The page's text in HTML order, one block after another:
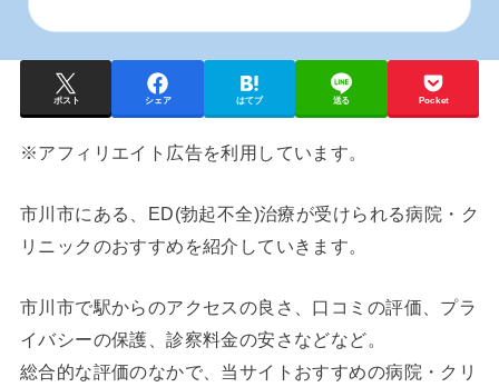
ポスト シェア はてブ 送る Pocket
※アフィリエイト広告を利用しています。
市川市にある、ED(勃起不全)治療が受けられる病院・ク
リニックのおすすめを紹介していきます。
市川市で駅からのアクセスの良さ、口コミの評価、プラ
イバシーの保護、診察料金の安さなどなど。
総合的な評価のなかで、当サイトおすすめの病院・クリ